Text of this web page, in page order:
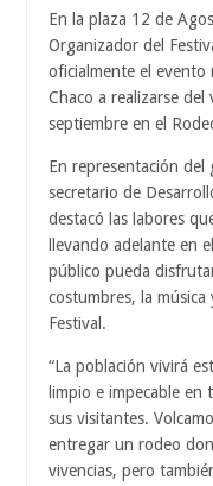
En la plaza 12 de
Organizador del
oficialmente el evento
Chaco a realizarse
septiembre en el
En representación del
secretario de
destacó las labores
llevando adelante en
público pueda
costumbres, la
Festival.
“La población vivirá
limpio e impecable en
sus visitantes.
entregar un rodeo
vivencias, pero